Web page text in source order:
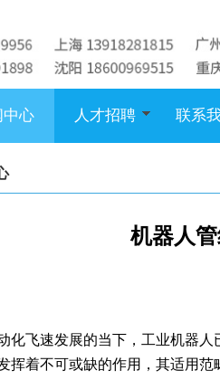
中心 人才招聘 联系
机器人
化飞速发展的当下，工业机器
挥着不可或缺的作用，其适用范